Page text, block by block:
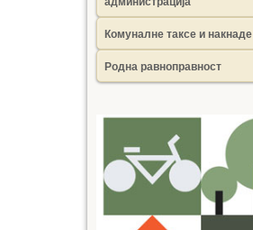
Комуналне таксе и накнаде
Родна равноправност